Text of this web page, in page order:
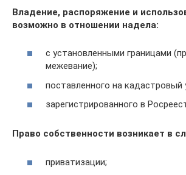
Владение, распоряжение и
возможно в отношении надела:
с установленными границами
межевание);
поставленного на кадастровый
зарегистрированного в
Право собственности возникает в
приватизации;